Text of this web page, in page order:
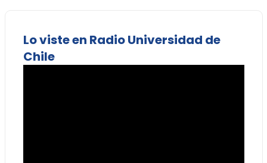
Lo viste en Radio Universidad de
Chile